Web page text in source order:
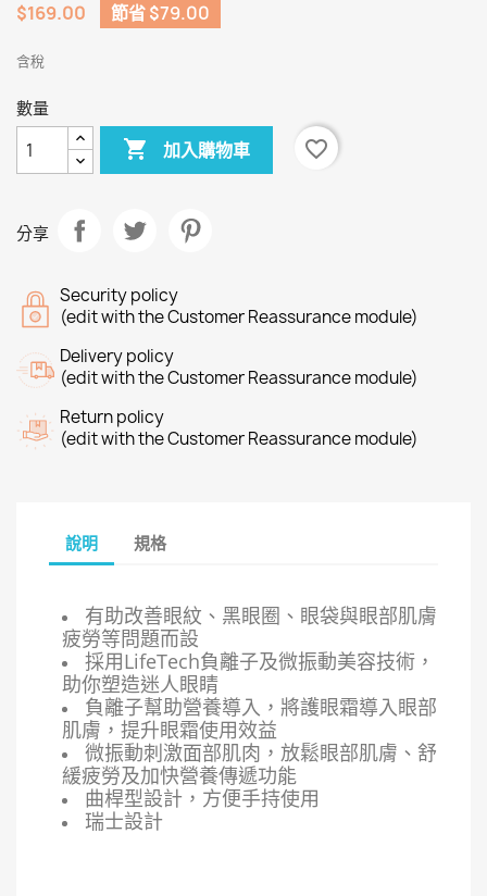
$169.00
節省 $79.00
含稅
數量
 加入購物車 favorite_border
分享
Security policy
(edit with the Customer Reassurance module)
Delivery policy
(edit with the Customer Reassurance module)
Return policy
(edit with the Customer Reassurance module)
說明 規格
有助改善眼紋、黑眼圈、眼袋與眼部肌膚
疲勞等問題而設
採用LifeTech負離子及微振動美容技術，
助你塑造迷人眼睛
負離子幫助營養導入，將護眼霜導入眼部
肌膚，提升眼霜使用效益
微振動刺激面部肌肉，放鬆眼部肌膚、舒
緩疲勞及加快營養傳遞功能
曲桿型設計，方便手持使用
瑞士設計